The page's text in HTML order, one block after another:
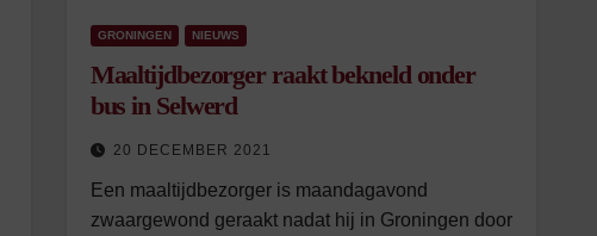
GRONINGEN NIEUWS
Maaltijdbezorger raakt bekneld onder
bus in Selwerd
20 DECEMBER 2021
Een maaltijdbezorger is maandagavond
zwaargewond geraakt nadat hij in Groningen door